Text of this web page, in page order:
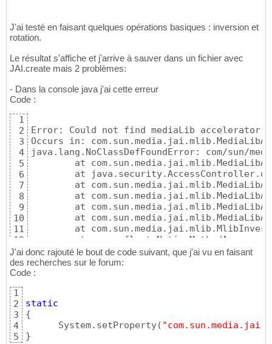
J'ai testé en faisant quelques opérations basiques : inversion et
rotation.
Le résultat s'affiche et j'arrive à sauver dans un fichier avec
JAI.create mais 2 problèmes:
- Dans la console java j'ai cette erreur
Code :
1
2
3
4
5
6
7
8
9
10
11
12
13
14
15
17
18
19
20
21
Error: Could not find mediaLib accelerator
Occurs in:
java.lang.NoClassDefFoundError: com/sun/
at
at
at
at
at
at
at
at
at
at
at
J'ai donc rajouté le bout de code suivant, que j'ai vu en faisant
des recherches sur le forum:
Code :
1
2
3
4
5
static
{
      System.setProperty
(
}